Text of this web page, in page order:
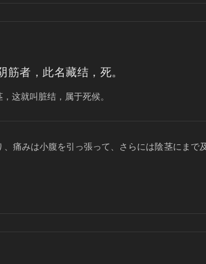
者，此名藏结，死。
这就叫脏结，属于死候。
痛みは小腹を引っ張って、さらには陰茎にまで